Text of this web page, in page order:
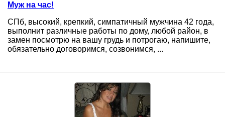
Муж на час!
СПб, высокий, крепкий, симпатичный мужчина 42 года,
выполнит различные работы по дому, любой район, в
замен посмотрю на вашу грудь и потрогаю, напишите,
обязательно договоримся, созвонимся, ...